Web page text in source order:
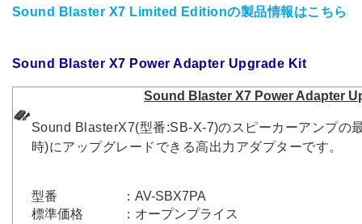
Sound Blaster X7 Limited Editionの製品情報はこちら
Sound Blaster X7 Power Adapter Upgrade Kit
Sound Blaster X7 Power Adapter
Sound BlasterX7(型番:SB-X-7)のスピーカーアンプの
時)にアップグレードできる高出力アダプターです。
型番
：AV-SBX7PA
標準価格
：オープンプライス